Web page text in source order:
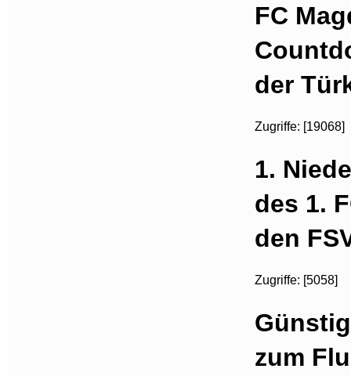
FC
der
Zugriffe: [19068]
1.
des 1.
den
Zugriffe: [5058]
zum